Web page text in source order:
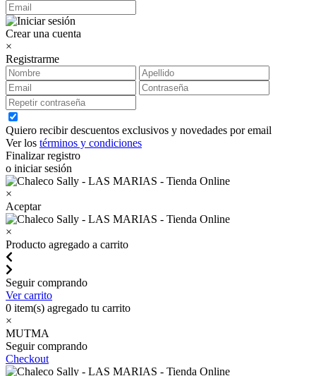
Crear una cuenta
×
Registrarme
Quiero recibir descuentos exclusivos y novedades por email
Ver los términos y condiciones
Finalizar registro
o iniciar sesión
×
Aceptar
×
Producto agregado a carrito
Seguir comprando
Ver carrito
0 item(s) agregado tu carrito
×
MUTMA
Seguir comprando
Checkout